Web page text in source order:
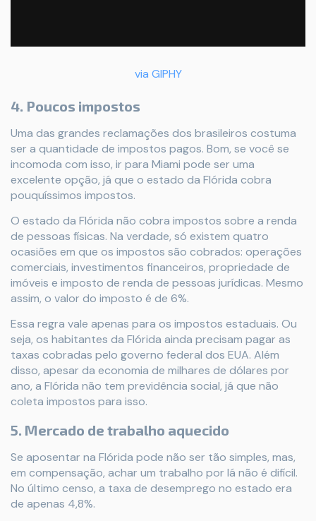
via GIPHY
4. Poucos impostos
Uma das grandes reclamações dos brasileiros costuma
ser a quantidade de impostos pagos. Bom, se você se
incomoda com isso, ir para Miami pode ser uma
excelente opção, já que o estado da Flórida cobra
pouquíssimos impostos.
O estado da Flórida não cobra impostos sobre a renda
de pessoas físicas. Na verdade, só existem quatro
ocasiões em que os impostos são cobrados: operações
comerciais, investimentos financeiros, propriedade de
imóveis e imposto de renda de pessoas jurídicas. Mesmo
assim, o valor do imposto é de 6%.
Essa regra vale apenas para os impostos estaduais. Ou
seja, os habitantes da Flórida ainda precisam pagar as
taxas cobradas pelo governo federal dos EUA. Além
disso, apesar da economia de milhares de dólares por
ano, a Flórida não tem previdência social, já que não
coleta impostos para isso.
5. Mercado de trabalho aquecido
Se aposentar na Flórida pode não ser tão simples, mas,
em compensação, achar um trabalho por lá não é difícil.
No último censo, a taxa de desemprego no estado era
de apenas 4,8%.